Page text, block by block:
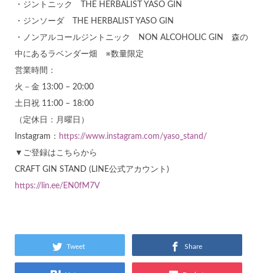
・ジントニック THE HERBALIST YASO GIN
・ジンソーダ THE HERBALIST YASO GIN
・ノンアルコールジントニック NON ALCOHOLIC GIN 森の
中にあるラベンダー畑 ※数量限定
営業時間：
火－金 13:00 – 20:00
土日祝 11:00 – 18:00
（定休日：月曜日）
Instagram： https://www.instagram.com/yaso_stand/
▼ご登録はこちらから
CRAFT GIN STAND (LINE公式アカウント)
https://lin.ee/EN0fM7V
Tweet Share